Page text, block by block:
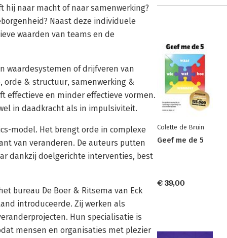
hij naar macht of naar samenwerking?
Naast deze individuele
waarden van teams en de
waardesystemen of drijfveren van
orde & structuur, samenwerking &
effectieve en minder effectieve vormen.
in daadkracht als in impulsiviteit.
model. Het brengt orde in complexe
van veranderen. De auteurs putten
dankzij doelgerichte interventies, best
bureau De Boer & Ritsema van Eck
introduceerde. Zij werken als
Hun specialisatie is
mensen en organisaties met plezier
Colette de Bruin
Geef me de 5
€ 39,00